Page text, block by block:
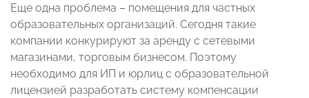
Еще одна проблема – помещения для частных
образовательных организаций. Сегодня такие
компании конкурируют за аренду с сетевыми
магазинами, торговым бизнесом. Поэтому
необходимо для ИП и юрлиц с образовательной
лицензией разработать систему компенсации